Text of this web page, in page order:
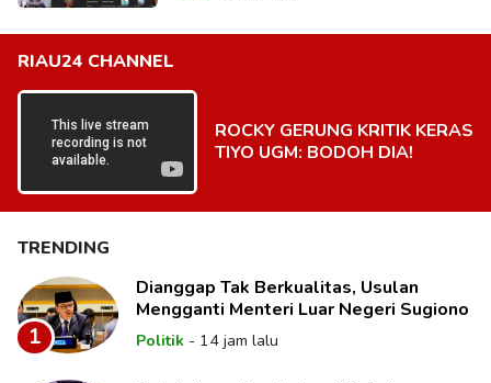
RIAU24 CHANNEL
ROCKY GERUNG KRITIK KERAS
TIYO UGM: BODOH DIA!
TRENDING
1
Dianggap Tak Berkualitas, Usulan
Mengganti Menteri Luar Negeri Sugiono
Politik - 14 jam lalu